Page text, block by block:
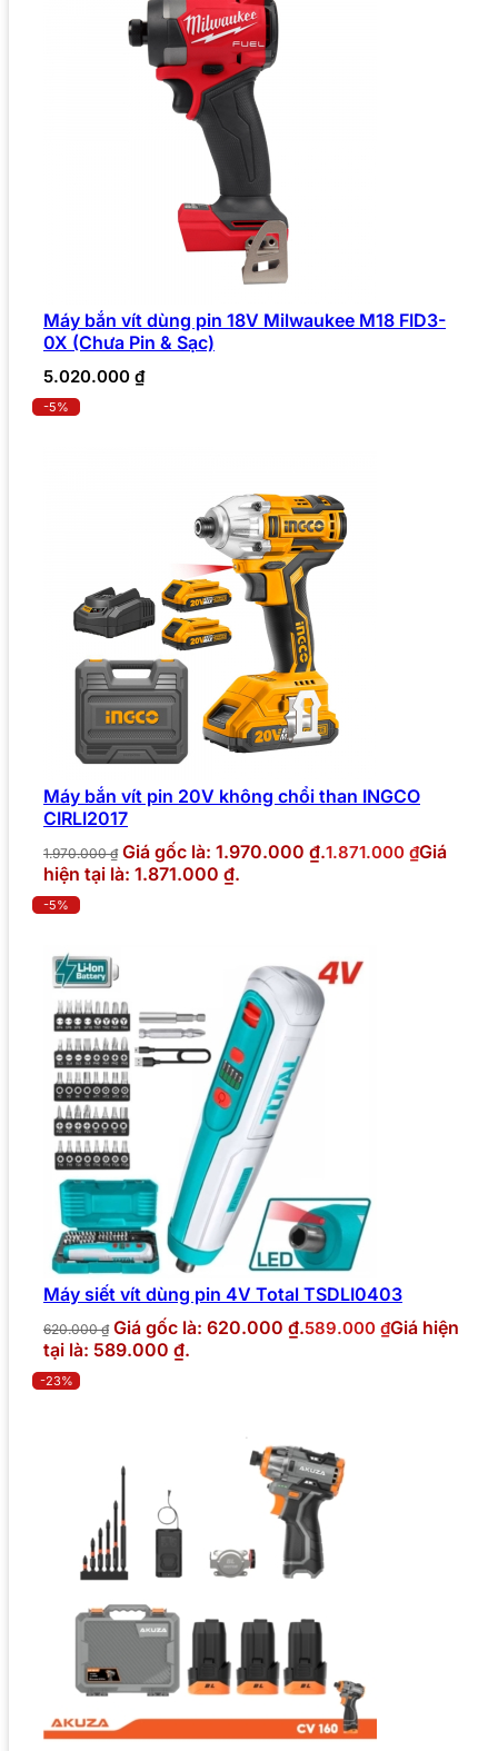
Máy bắn vít dùng pin 18V Milwaukee M18 FID3-
0X (Chưa Pin & Sạc)
5.020.000 ₫
-5%
Máy bắn vít pin 20V không chổi than INGCO
CIRLI2017
1.970.000₫ Giá gốc là: 1.970.000 ₫.1.871.000 ₫Giá
hiện tại là: 1.871.000 ₫.
-5%
Máy siết vít dùng pin 4V Total TSDLI0403
620.000₫ Giá gốc là: 620.000 ₫.589.000 ₫Giá hiện
tại là: 589.000 ₫.
-23%